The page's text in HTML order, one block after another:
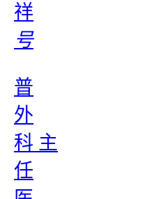
祥
号
普
外
科 主
任